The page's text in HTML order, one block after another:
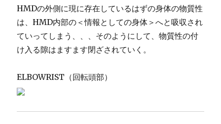
HMDの外側に現に存在しているはずの身体の物質性
は、HMD内部の＜情報としての身体＞へと吸収され
ていってしまう、、、そのようにして、物質性の付
け入る隙はますます閉ざされていく。
ELBOWRIST（回転頭部）